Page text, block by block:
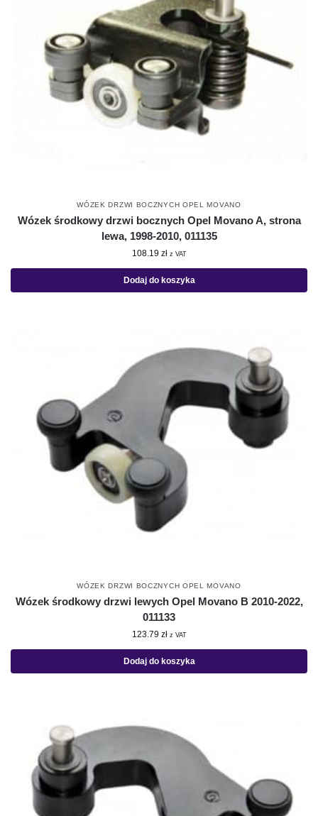
WÓZEK DRZWI BOCZNYCH OPEL MOVANO
Wózek środkowy drzwi bocznych Opel Movano A, strona
lewa, 1998-2010, 011135
108.19 zł z VAT
Dodaj do koszyka
WÓZEK DRZWI BOCZNYCH OPEL MOVANO
Wózek środkowy drzwi lewych Opel Movano B 2010-2022,
011133
123.79 zł z VAT
Dodaj do koszyka